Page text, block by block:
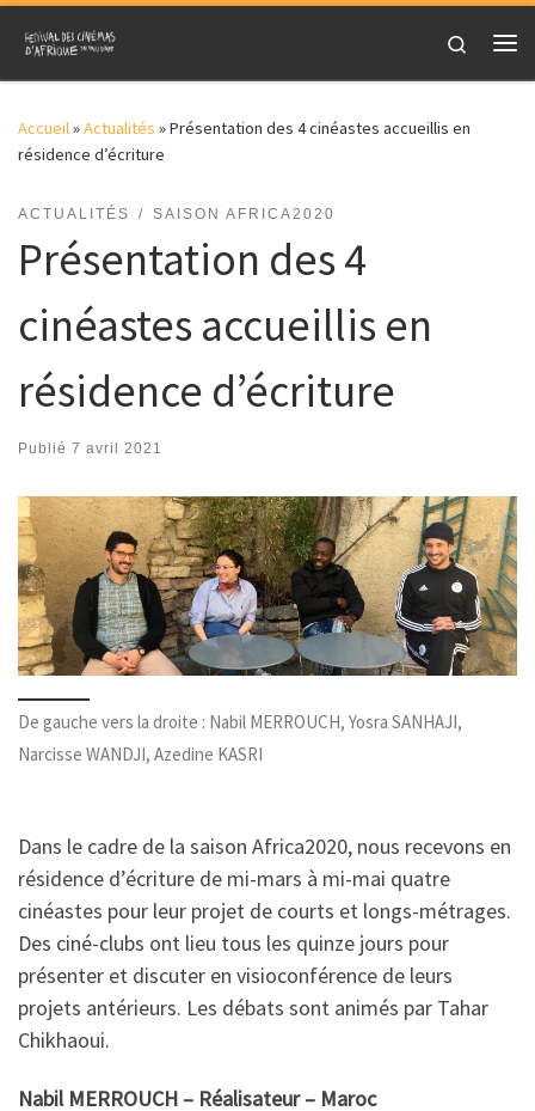
Skip to content
Search
Accueil»Actualités »Présentation des 4 cinéastes accueillis en
résidence d’écriture
ACTUALITÉS SAISON AFRICA2020
Présentation des 4
cinéastes accueillis en
résidence d’écriture
Publié 7 avril 2021
De gauche vers la droite : Nabil MERROUCH, Yosra SANHAJI,
Narcisse WANDJI, Azedine KASRI
Dans le cadre de la saison Africa2020, nous recevons en
résidence d’écriture de mi-mars à mi-mai quatre
cinéastes pour leur projet de courts et longs-métrages.
Des ciné-clubs ont lieu tous les quinze jours pour
présenter et discuter en visioconférence de leurs
projets antérieurs. Les débats sont animés par Tahar
Chikhaoui.
Nabil MERROUCH – Réalisateur – Maroc